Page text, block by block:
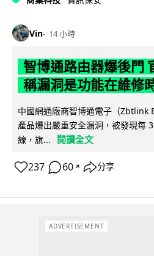
Vin 14 小時
智博通路由器爆後門
稱漏洞是功能在維修
中國網通廠商智博通電子（Zbtlink
產品爆出嚴重安全漏洞，被發現每
線，旗...
閱讀全文
237 60 ↗ 分享
ADVERTISEMENT